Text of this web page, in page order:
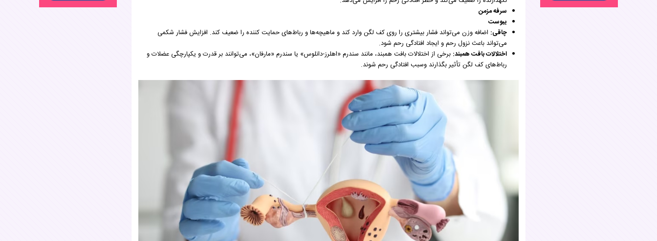
سرفه مزمن
یبوست
چاقی: اضافه وزن می‌تواند فشار بیشتری را روی کف لگن وارد کند و ماهیچه‌ها و رباط‌های حمایت کننده را ضعیف کند. افزایش فشار شکمی
می‌تواند باعث نزول رحم و ایجاد افتادگی رحم شود.
اختلالات بافت همبند: برخی از اختلالات بافت همبند، مانند سندرم «اهلرز-دانلوس» یا سندرم «مارفان»، می‌توانند بر قدرت و یکپارچگی عضلات و
رباط‌های کف لگن تأثیر بگذارند وسبب افتادگی رحم شوند.